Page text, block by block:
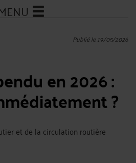
Publié le 19/05/2026
en 2026 :
?
et de la circulation routière